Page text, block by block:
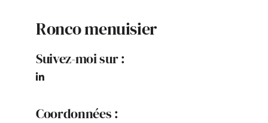
Ronco menuisier
Suivez-moi sur :
Coordonnées :
ACTUALITÉS
CONTACT